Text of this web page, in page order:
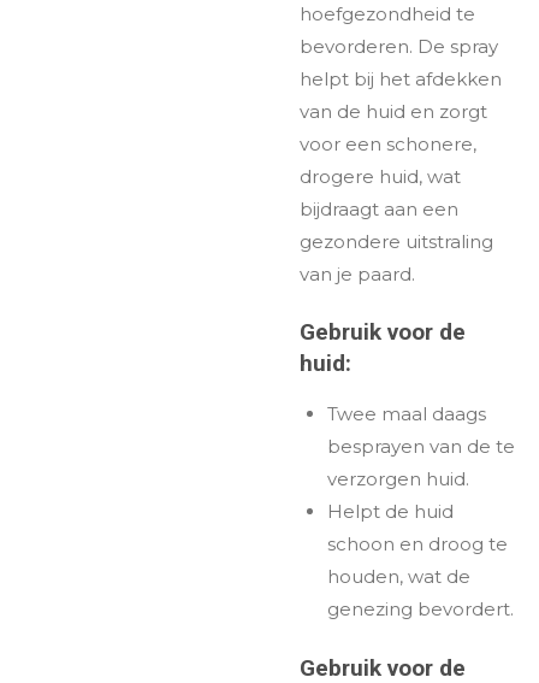
hoefgezondheid te
bevorderen. De spray
helpt bij het afdekken
van de huid en zorgt
voor een schonere,
drogere huid, wat
bijdraagt aan een
gezondere uitstraling
van je paard.
Gebruik voor de
huid:
Twee maal daags
besprayen van de te
verzorgen huid.
Helpt de huid
schoon en droog te
houden, wat de
genezing bevordert.
Gebruik voor de